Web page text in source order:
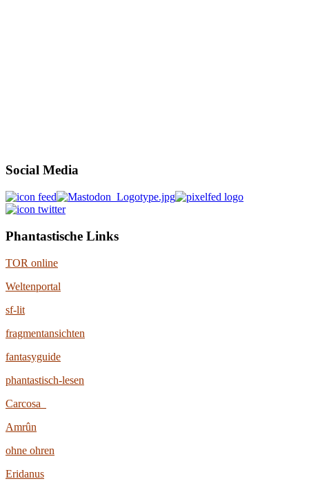
Social Media
Phantastische Links
TOR online
Weltenportal
sf-lit
fragmentansichten
fantasyguide
phantastisch-lesen
Carcosa
Amrûn
ohne ohren
Eridanus